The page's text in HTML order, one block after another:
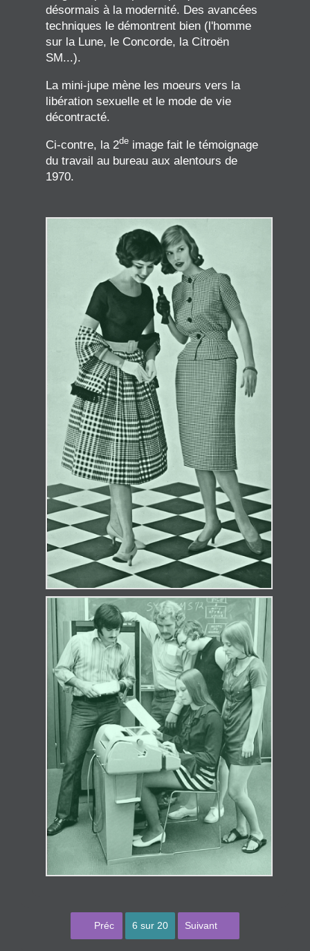
désormais à la modernité. Des avancées
techniques le démontrent bien (l'homme
sur la Lune, le Concorde, la Citroën
SM...).
La mini-jupe mène les moeurs vers la
libération sexuelle et le mode de vie
décontracté.
Ci-contre, la 2de image fait le témoignage
du travail au bureau aux alentours de
1970.
PremierPréc 6 sur 20 Suivant